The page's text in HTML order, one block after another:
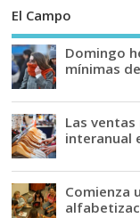
El Campo
Domingo
mínimas
Las
interanual
Comienza